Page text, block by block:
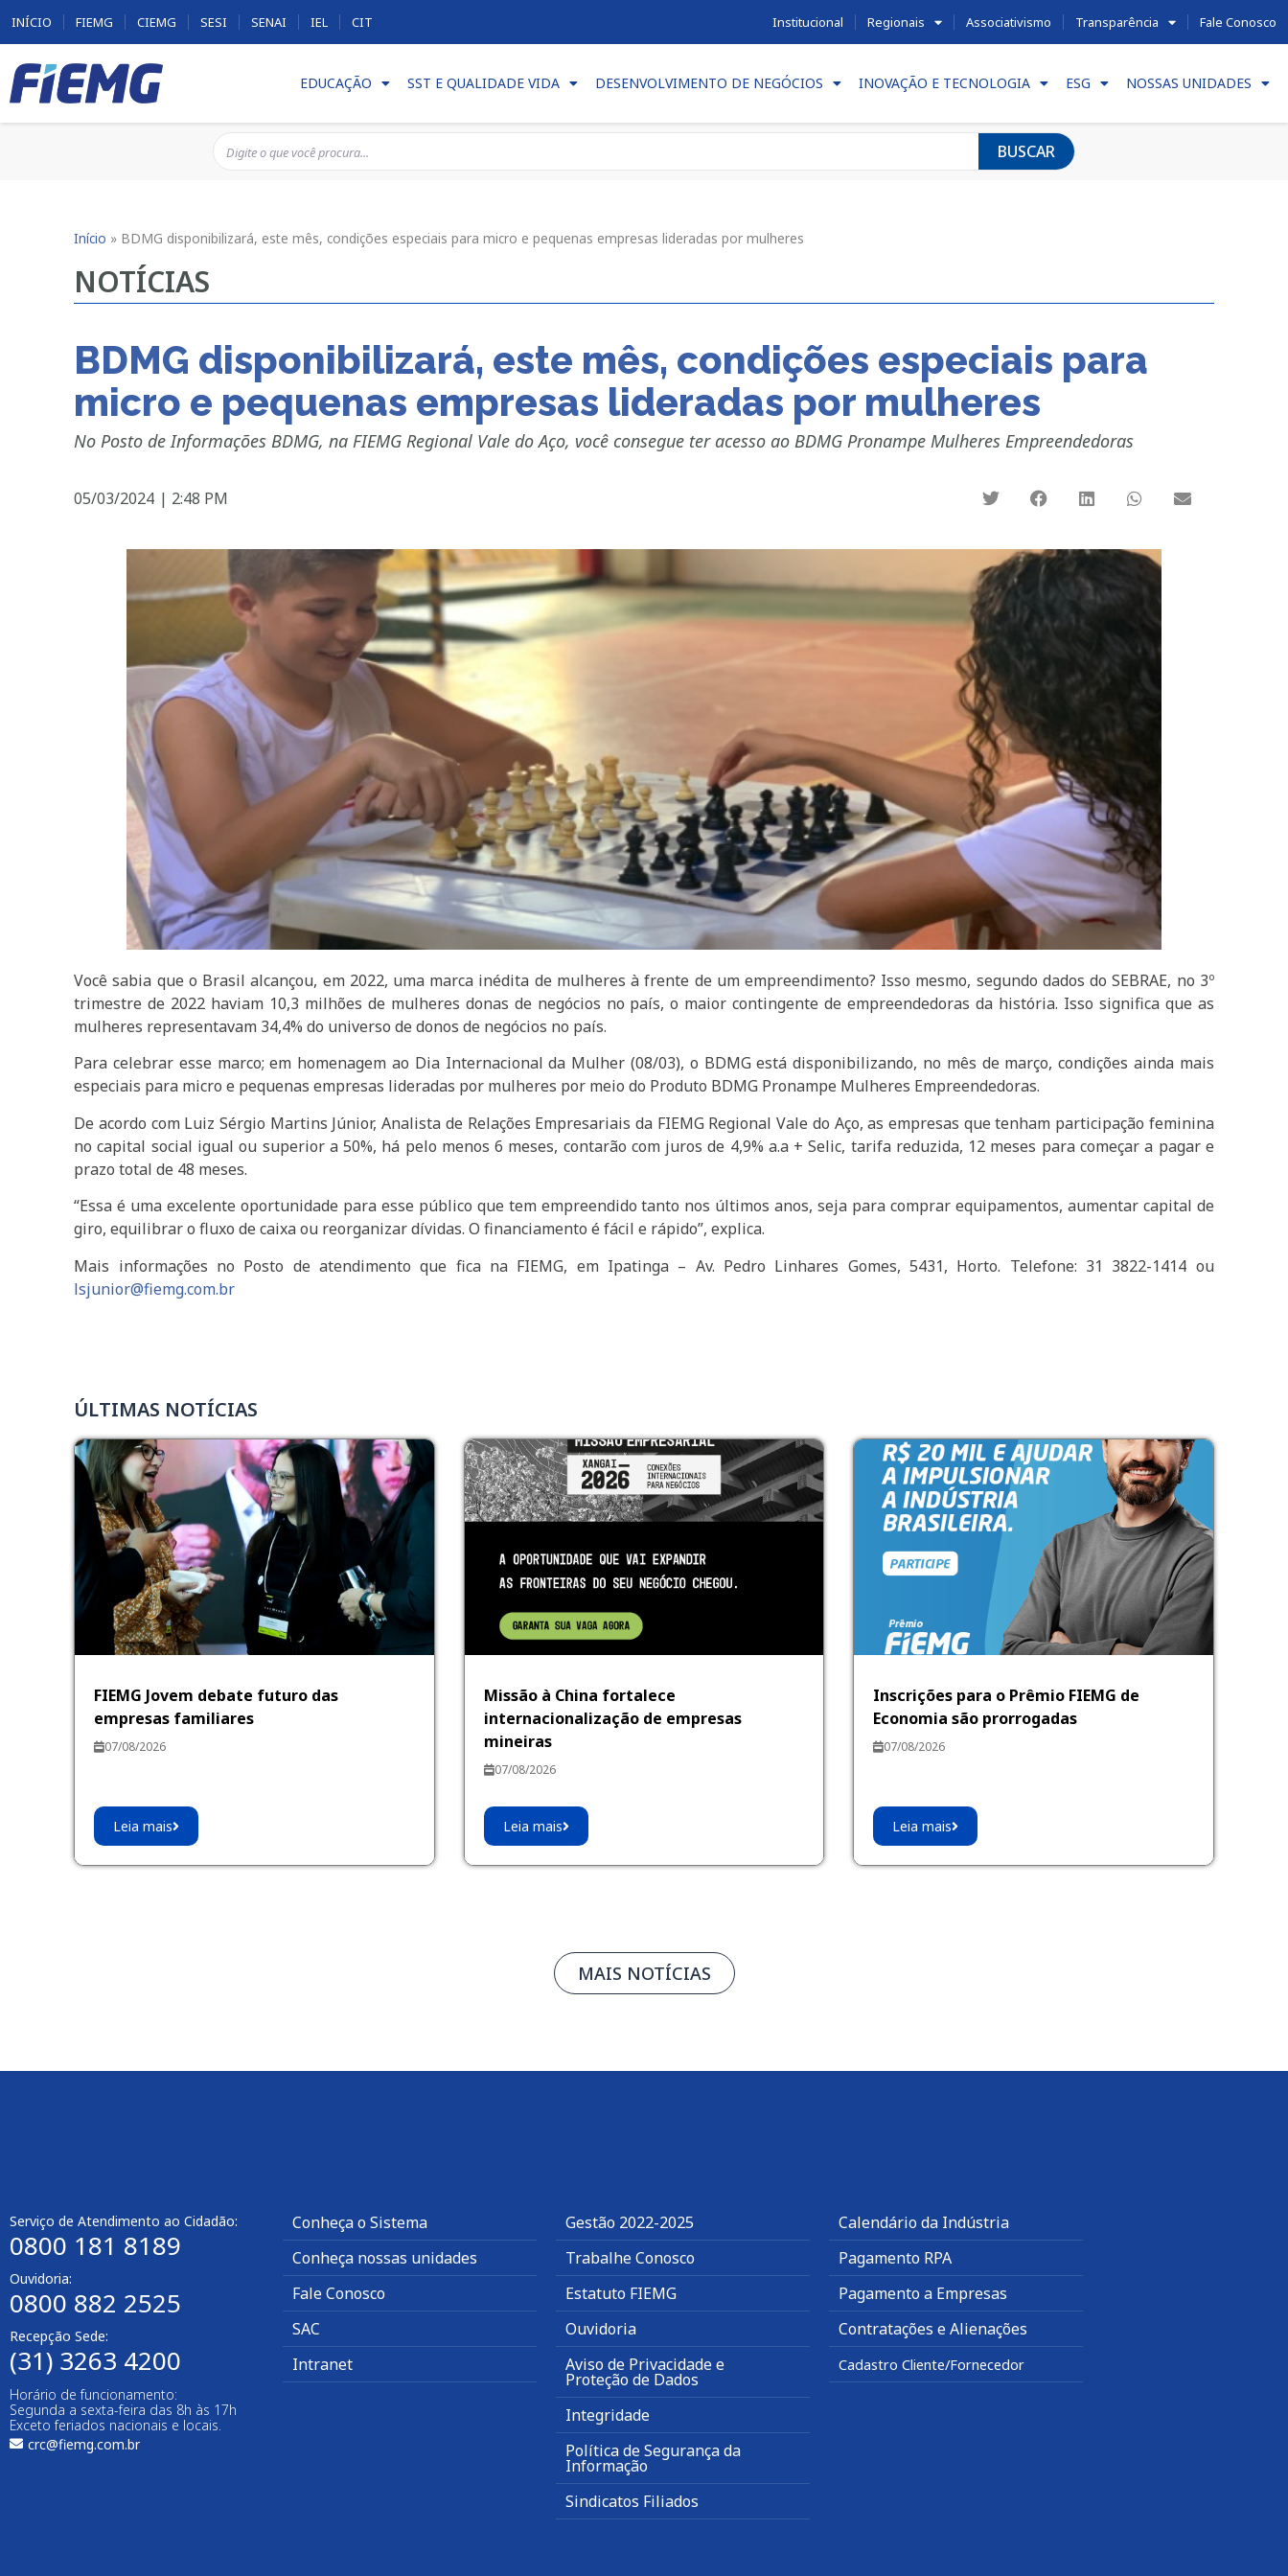
INÍCIO FIEMG CIEMG SESI SENAI IEL CIT Institucional Regionais Associativismo Transparência Fale Conosco
EDUCAÇÃO SST E QUALIDADE VIDA DESENVOLVIMENTO DE NEGÓCIOS INOVAÇÃO E TECNOLOGIA ESG NOSSAS UNIDADES
BUSCAR
Início » BDMG disponibilizará, este mês, condições especiais para micro e pequenas empresas lideradas por mulheres
NOTÍCIAS
BDMG disponibilizará, este mês, condições especiais para
micro e pequenas empresas lideradas por mulheres
No Posto de Informações BDMG, na FIEMG Regional Vale do Aço, você consegue ter acesso ao BDMG Pronampe Mulheres Empreendedoras
05/03/2024 | 2:48 PM
Você sabia que o Brasil alcançou, em 2022, uma marca inédita de mulheres à frente de um empreendimento? Isso mesmo, segundo dados do SEBRAE, no 3º
trimestre de 2022 haviam 10,3 milhões de mulheres donas de negócios no país, o maior contingente de empreendedoras da história. Isso significa que as
mulheres representavam 34,4% do universo de donos de negócios no país.
Para celebrar esse marco; em homenagem ao Dia Internacional da Mulher (08/03), o BDMG está disponibilizando, no mês de março, condições ainda mais
especiais para micro e pequenas empresas lideradas por mulheres por meio do Produto BDMG Pronampe Mulheres Empreendedoras.
De acordo com Luiz Sérgio Martins Júnior, Analista de Relações Empresariais da FIEMG Regional Vale do Aço, as empresas que tenham participação feminina
no capital social igual ou superior a 50%, há pelo menos 6 meses, contarão com juros de 4,9% a.a + Selic, tarifa reduzida, 12 meses para começar a pagar e
prazo total de 48 meses.
“Essa é uma excelente oportunidade para esse público que tem empreendido tanto nos últimos anos, seja para comprar equipamentos, aumentar capital de
giro, equilibrar o fluxo de caixa ou reorganizar dívidas. O financiamento é fácil e rápido”, explica.
Mais informações no Posto de atendimento que fica na FIEMG, em Ipatinga – Av. Pedro Linhares Gomes, 5431, Horto. Telefone: 31 3822-1414 ou
lsjunior@fiemg.com.br
ÚLTIMAS NOTÍCIAS
FIEMG Jovem debate futuro das
empresas familiares
07/08/2026
Leia mais
Missão à China fortalece
internacionalização de empresas
mineiras
07/08/2026
Leia mais
Inscrições para o Prêmio FIEMG de
Economia são prorrogadas
07/08/2026
Leia mais
MAIS NOTÍCIAS
Serviço de Atendimento ao Cidadão:
0800 181 8189
Ouvidoria:
0800 882 2525
Recepção Sede:
(31) 3263 4200
Horário de funcionamento:
Segunda a sexta-feira das 8h às 17h
Exceto feriados nacionais e locais.
crc@fiemg.com.br
Conheça o Sistema
Conheça nossas unidades
Fale Conosco
SAC
Intranet
Gestão 2022-2025
Trabalhe Conosco
Estatuto FIEMG
Ouvidoria
Aviso de Privacidade e
Proteção de Dados
Integridade
Política de Segurança da
Informação
Sindicatos Filiados
Calendário da Indústria
Pagamento RPA
Pagamento a Empresas
Contratações e Alienações
Cadastro Cliente/Fornecedor